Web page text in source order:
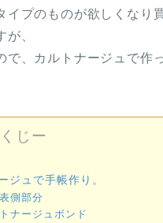
イプのものが欲しくなり
が、
で、カルトナージュで作
じー
ジュで手帳作り。
側部分
ナージュボンド